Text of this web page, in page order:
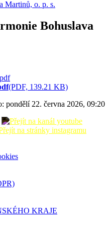
Martinů, o. p. s.
Bohuslava
(PDF, 139.21 KB)
pondělí 22. června 2026, 09:20
KRAJE